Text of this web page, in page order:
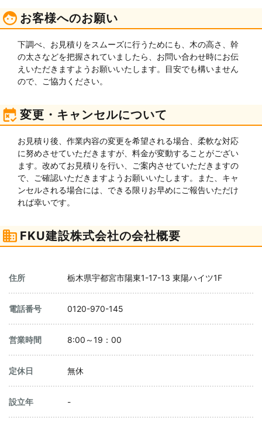
お客様へのお願い
下調べ、お見積りをスムーズに行うためにも、木の高さ、幹
の太さなどを把握されていましたら、お問い合わせ時にお伝
えいただきますようお願いいたします。目安でも構いません
ので、ご協力ください。
変更・キャンセルについて
お見積り後、作業内容の変更を希望される場合、柔軟な対応
に努めさせていただきますが、料金が変動することがござい
ます。改めてお見積りを行い、ご案内させていただきますの
で、ご確認いただきますようお願いいたします。また、キャ
ンセルされる場合には、できる限りお早めにご報告いただけ
れば幸いです。
FKU建設株式会社の会社概要
住所 栃木県宇都宮市陽東1-17-13 東陽ハイツ1F
電話番号 0120-970-145
営業時間 8:00～19：00
定休日 無休
設立年 -